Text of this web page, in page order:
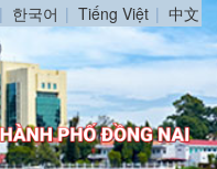
한국어 Tiếng Việt 中文